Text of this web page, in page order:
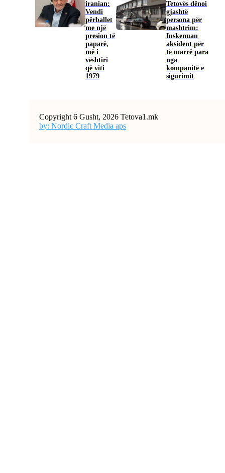
iranian:
Vendi
përballet
me një
presion të
paparë,
më i
vështiri
që viti
1979
Tetovës dënoi
gjashtë
persona për
mashtrim:
Inskenuan
aksident për
të marrë para
nga
kompanitë e
sigurimit
Copyright 6 Gusht, 2026 Tetova1.mk
by: Nordic Craft Media aps